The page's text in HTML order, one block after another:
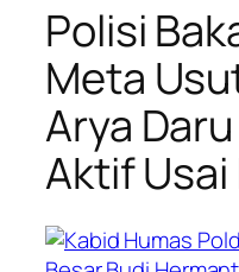
Polisi
Meta
Arya
Aktif